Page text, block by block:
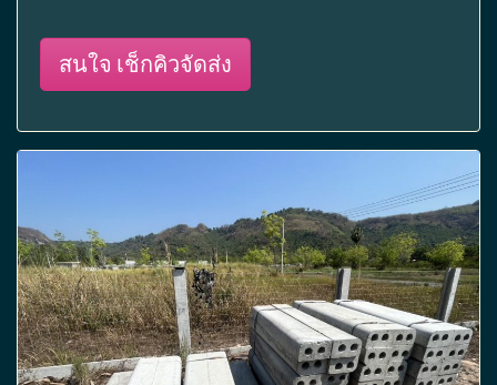
สนใจ เช็กคิวจัดส่ง